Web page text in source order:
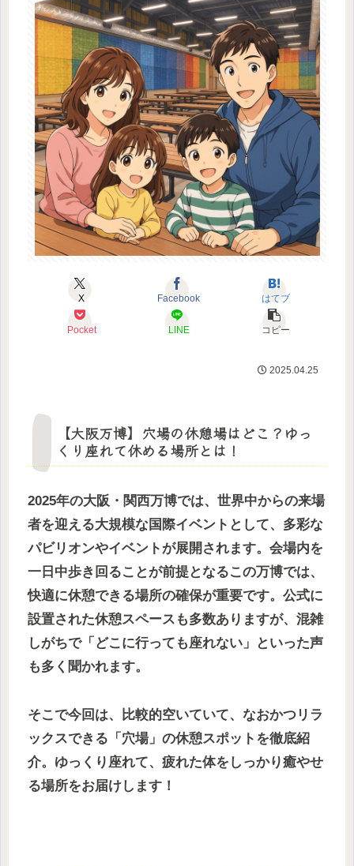
X Facebook はてブ
Pocket LINE コピー
2025.04.25
【大阪万博】穴場の休憩場はどこ？ゆっ
くり座れて休める場所とは！
2025年の大阪・関西万博では、世界中からの来場
者を迎える大規模な国際イベントとして、多彩な
パビリオンやイベントが展開されます。会場内を
一日中歩き回ることが前提となるこの万博では、
快適に休憩できる場所の確保が重要です。公式に
設置された休憩スペースも多数ありますが、混雑
しがちで「どこに行っても座れない」といった声
も多く聞かれます。
そこで今回は、比較的空いていて、なおかつリラ
ックスできる「穴場」の休憩スポットを徹底紹
介。ゆっくり座れて、疲れた体をしっかり癒やせ
る場所をお届けします！